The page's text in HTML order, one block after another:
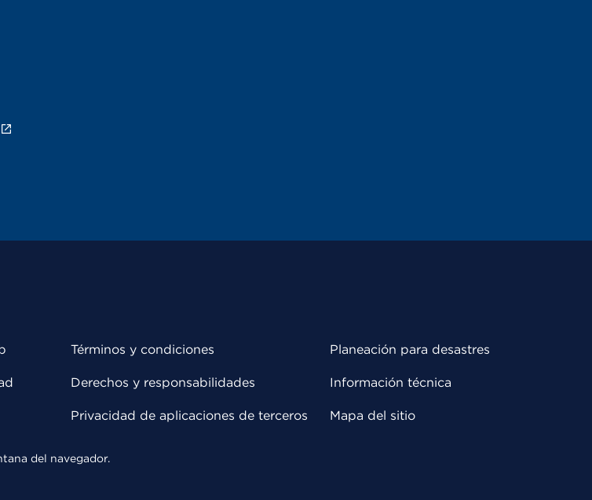
Términos y condiciones
Derechos y responsabilidades
Privacidad de aplicaciones de terceros
Planeación para desastres
Información técnica
Mapa del sitio
del navegador.